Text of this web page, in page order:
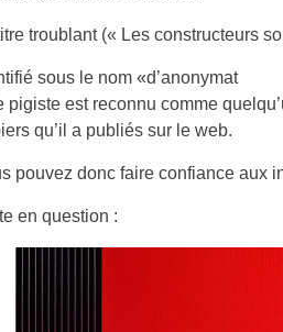
troublant (« Les constructeurs
sous le nom «d’anonymat
pigiste est reconnu comme
qu’il a publiés sur le web.
pouvez donc faire confiance aux
en question :